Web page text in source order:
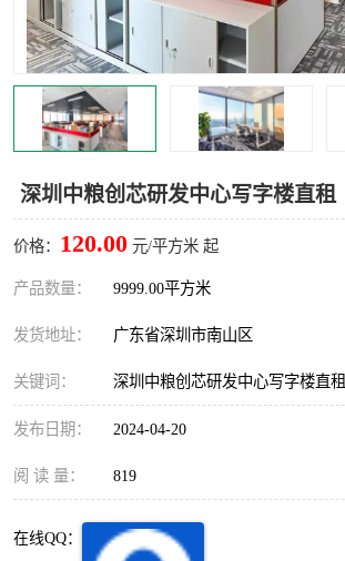
深圳中粮创芯研发中心写字楼直租
价格： 120.00 元/平方米 起
产品数量： 9999.00平方米
发货地址： 广东省深圳市南山区
关键词： 深圳中粮创芯研发中心写字楼直租
发布日期： 2024-04-20
阅 读 量： 819
在线QQ：
龙华 罗湖区
宝安区 西乡
兴东 石岩
车公庙
中心区
南山区 西丽
深圳超级总部基地 后海